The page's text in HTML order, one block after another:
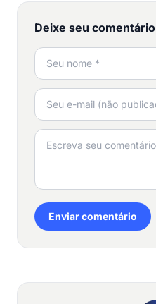
Deixe seu comentário
Enviar comentário